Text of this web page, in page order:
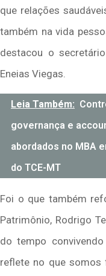
que relações
também na vida
destacou o
Eneias Viegas.
Leia Também:
governança e
abordados no MBA
do TCE-MT
Foi o que também
Patrimônio, Rodrigo
do tempo
reflete no que somos